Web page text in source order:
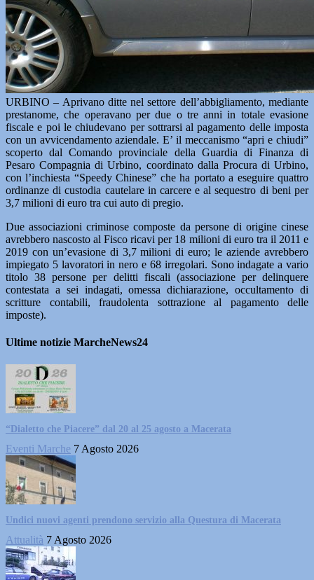
URBINO – Aprivano ditte nel settore dell’abbigliamento, mediante
prestanome, che operavano per due o tre anni in totale evasione
fiscale e poi le chiudevano per sottrarsi al pagamento delle imposta
con un avvicendamento aziendale. E’ il meccanismo “apri e chiudi”
scoperto dal Comando provinciale della Guardia di Finanza di
Pesaro Compagnia di Urbino, coordinato dalla Procura di Urbino,
con l’inchiesta “Speedy Chinese” che ha portato a eseguire quattro
ordinanze di custodia cautelare in carcere e al sequestro di beni per
3,7 milioni di euro tra cui auto di pregio.
Due associazioni criminose composte da persone di origine cinese
avrebbero nascosto al Fisco ricavi per 18 milioni di euro tra il 2011 e
2019 con un’evasione di 3,7 milioni di euro; le aziende avrebbero
impiegato 5 lavoratori in nero e 68 irregolari. Sono indagate a vario
titolo 38 persone per delitti fiscali (associazione per delinquere
contestata a sei indagati, omessa dichiarazione, occultamento di
scritture contabili, fraudolenta sottrazione al pagamento delle
imposte).
Ultime notizie MarcheNews24
“Dialetto che Piacere” dal 20 al 25 agosto a Macerata
Eventi Marche 7 Agosto 2026
Undici nuovi agenti prendono servizio alla Questura di Macerata
Attualità 7 Agosto 2026